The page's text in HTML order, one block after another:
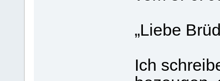
„Liebe
Ich